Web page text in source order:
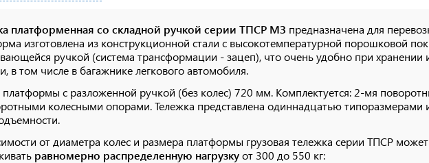
платформенная со складной ручкой серии ТПСР МЗ предназначена для
изготовлена из конструкционной стали с высокотемпературной порошковой
ручкой (система трансформации - зацеп), что очень удобно при хранении
в том числе в багажнике легкового автомобиля.
платформы с разложенной ручкой (без колес) 720 мм. Комплектуется: 2-мя
колесными опорами. Тележка представлена одиннадцатью типоразмерами
от диаметра колес и размера платформы грузовая тележка серии ТПСР может
равномерно распределенную нагрузкуот 300 до 550 кг: